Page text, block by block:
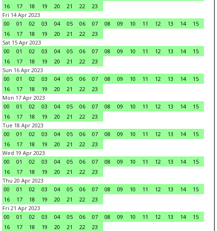
16
17 18 19 20 21 22
23
Fri 14 Apr 2023
00
01 02 03 04 05 06 07 08 09 10 11 12 13 14
15
16
17 18 19 20 21 22
23
Sat 15 Apr 2023
00
01 02 03 04 05 06 07 08 09 10 11 12 13 14
15
16
17 18 19 20 21 22
23
Sun 16 Apr 2023
00
01 02 03 04 05 06 07 08 09 10 11 12 13 14
15
16
17 18 19 20 21 22
23
Mon 17 Apr 2023
00
01 02 03 04 05 06 07 08 09 10 11 12 13 14
15
16
17 18 19 20 21 22
23
Tue 18 Apr 2023
00
01 02 03 04 05 06 07 08 09 10 11 12 13 14
15
16
17 18 19 20 21 22
23
Wed 19 Apr 2023
00
01 02 03 04 05 06 07 08 09 10 11 12 13 14
15
16
17 18 19 20 21 22
23
Thu 20 Apr 2023
00
01 02 03 04 05 06 07 08 09 10 11 12 13 14
15
16
17 18 19 20 21 22
23
Fri 21 Apr 2023
00
01 02 03 04 05 06 07 08 09 10 11 12 13 14
15
16
17 18 19 20 21 22
23